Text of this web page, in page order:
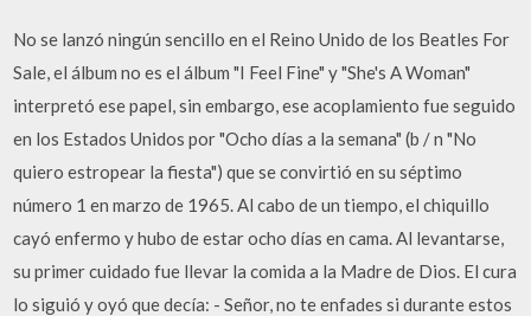
No se lanzó ningún sencillo en el Reino Unido de los Beatles For
Sale, el álbum no es el álbum "I Feel Fine" y "She's A Woman"
interpretó ese papel, sin embargo, ese acoplamiento fue seguido
en los Estados Unidos por "Ocho días a la semana" (b / n "No
quiero estropear la fiesta") que se convirtió en su séptimo
número 1 en marzo de 1965. Al cabo de un tiempo, el chiquillo
cayó enfermo y hubo de estar ocho días en cama. Al levantarse,
su primer cuidado fue llevar la comida a la Madre de Dios. El cura
lo siguió y oyó que decía: - Señor, no te enfades si durante estos